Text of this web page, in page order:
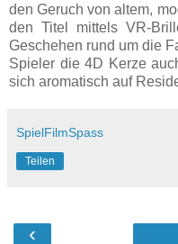
den Geruch von altem,
den Titel mittels VR-
Geschehen rund um die
Spieler die 4D Kerze
sich aromatisch auf
SpielFilmSpass
Teilen
‹